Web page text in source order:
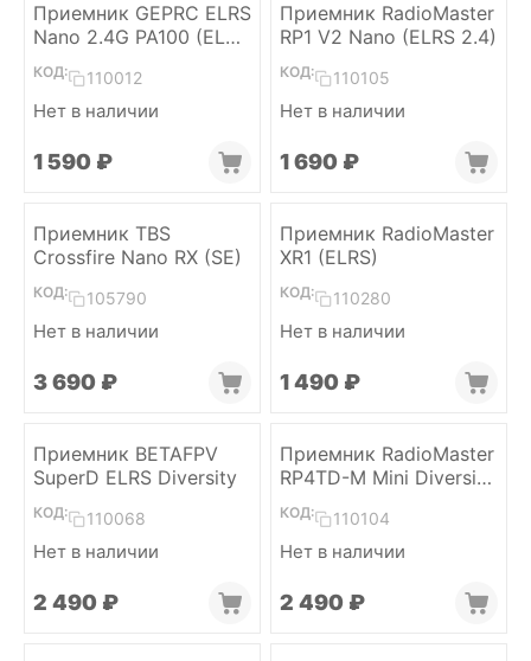
Приемник GEPRC ELRS
Nano 2.4G PA100 (ELRS
2.4)
КОД: 110012
Нет в наличии
1 590 ₽
Приемник RadioMaster
RP1 V2 Nano (ELRS 2.4)
КОД: 110105
Нет в наличии
1 690 ₽
Приемник TBS
Crossfire Nano RX (SE)
КОД: 105790
Нет в наличии
3 690 ₽
Приемник RadioMaster
XR1 (ELRS)
КОД: 110280
Нет в наличии
1 490 ₽
Приемник BETAFPV
SuperD ELRS Diversity
КОД: 110068
Нет в наличии
2 490 ₽
Приемник RadioMaster
RP4TD-M Mini Diversity
(ELRS 2.4)
КОД: 110104
Нет в наличии
2 490 ₽